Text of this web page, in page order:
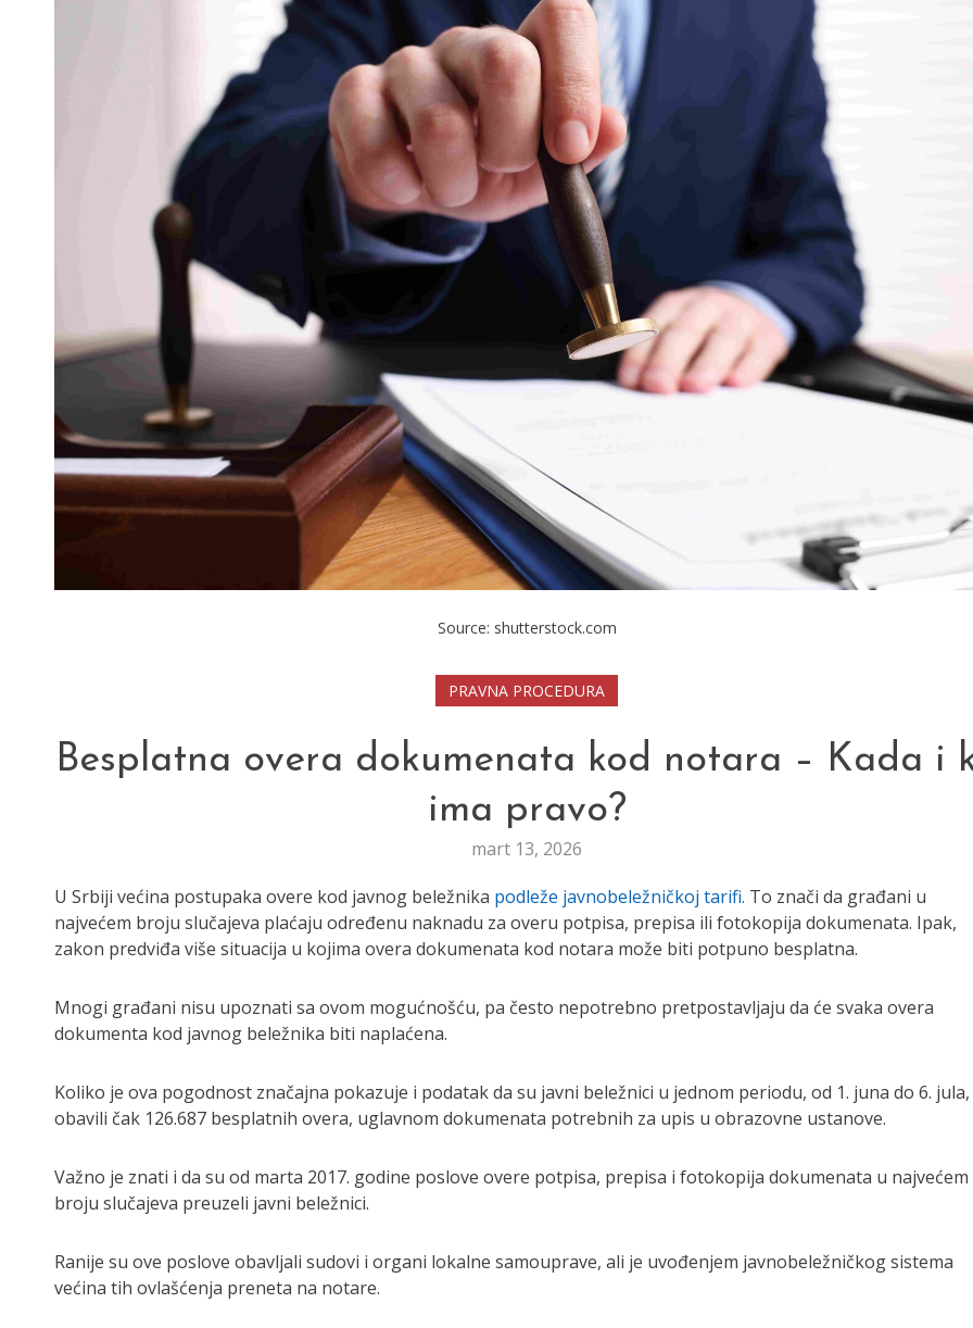
Source: shutterstock.com
PRAVNA PROCEDURA
Besplatna overa dokumenata kod notara – Kada i
ima pravo?
mart 13, 2026
U Srbiji većina postupaka overe kod javnog beležnika podleže javnobeležničkoj tarifi. To znači da građani u
najvećem broju slučajeva plaćaju određenu naknadu za overu potpisa, prepisa ili fotokopija dokumenata. Ipak,
zakon predviđa više situacija u kojima overa dokumenata kod notara može biti potpuno besplatna.
Mnogi građani nisu upoznati sa ovom mogućnošću, pa često nepotrebno pretpostavljaju da će svaka overa
dokumenta kod javnog beležnika biti naplaćena.
Koliko je ova pogodnost značajna pokazuje i podatak da su javni beležnici u jednom periodu, od 1. juna do 6. jula,
obavili čak 126.687 besplatnih overa, uglavnom dokumenata potrebnih za upis u obrazovne ustanove.
Važno je znati i da su od marta 2017. godine poslove overe potpisa, prepisa i fotokopija dokumenata u najvećem
broju slučajeva preuzeli javni beležnici.
Ranije su ove poslove obavljali sudovi i organi lokalne samouprave, ali je uvođenjem javnobeležničkog sistema
većina tih ovlašćenja preneta na notare.